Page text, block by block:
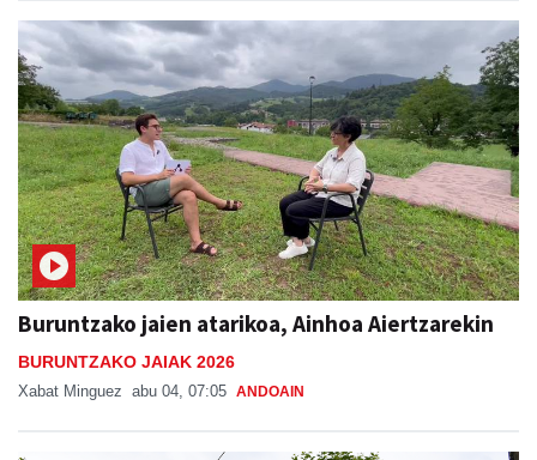
Buruntzako jaien atarikoa, Ainhoa Aiertzarekin
BURUNTZAKO JAIAK 2026
Xabat Minguez abu 04, 07:05 ANDOAIN